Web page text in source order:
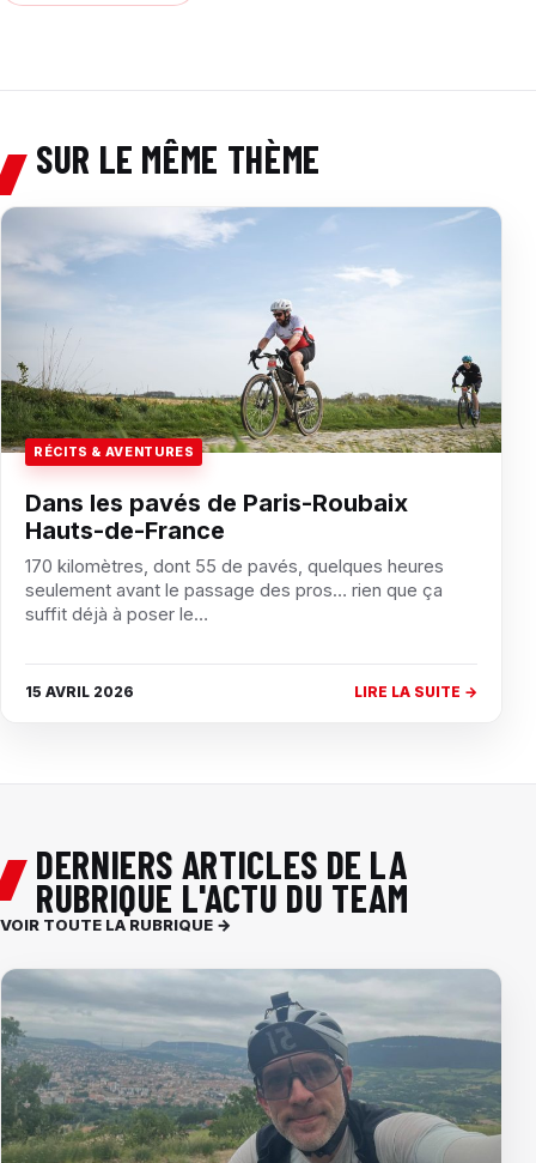
SUR LE MÊME THÈME
RÉCITS & AVENTURES
Dans les pavés de Paris-Roubaix
Hauts-de-France
170 kilomètres, dont 55 de pavés, quelques heures
seulement avant le passage des pros… rien que ça
suffit déjà à poser le…
15 AVRIL 2026 LIRE LA SUITE →
DERNIERS ARTICLES DE LA
RUBRIQUE L'ACTU DU TEAM
VOIR TOUTE LA RUBRIQUE →